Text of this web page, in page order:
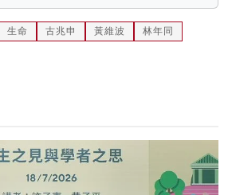
生命 古兆申 黃維波
林年同